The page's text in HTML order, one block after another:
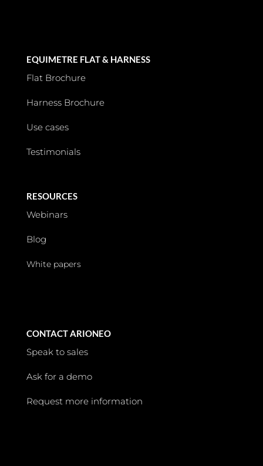
EQUIMETRE FLAT & HARNESS
Flat Brochure
Harness Brochure
Use cases
Testimonials
RESOURCES
Webinars
Blog
White papers
CONTACT ARIONEO
Speak to sales
Ask for a demo
Request more information